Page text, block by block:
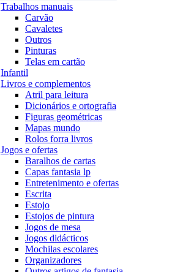
Trabalhos manuais
Carvão
Cavaletes
Outros
Pinturas
Telas em cartão
Infantil
Livros e complementos
Atril para leitura
Dicionários e ortografia
Figuras geométricas
Mapas mundo
Rolos forra livros
Jogos e ofertas
Baralhos de cartas
Capas fantasia lp
Entretenimento e ofertas
Escrita
Estojo
Estojos de pintura
Jogos de mesa
Jogos didácticos
Mochilas escolares
Organizadores